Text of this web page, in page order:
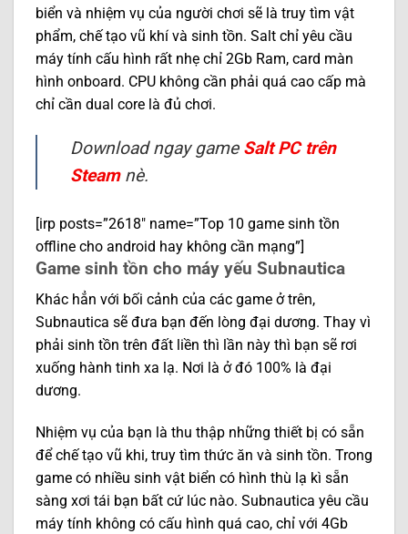
biển và nhiệm vụ của người chơi sẽ là truy tìm vật
phẩm, chế tạo vũ khí và sinh tồn. Salt chỉ yêu cầu
máy tính cấu hình rất nhẹ chỉ 2Gb Ram, card màn
hình onboard. CPU không cần phải quá cao cấp mà
chỉ cần dual core là đủ chơi.
Download ngay game Salt PC trên
Steamnè.
[irp posts=”2618″ name=”Top 10 game sinh tồn
offline cho android hay không cần mạng”]
Game sinh tồn cho máy yếu Subnautica
Khác hẳn với bối cảnh của các game ở trên,
Subnautica sẽ đưa bạn đến lòng đại dương. Thay vì
phải sinh tồn trên đất liền thì lần này thì bạn sẽ rơi
xuống hành tinh xa lạ. Nơi là ở đó 100% là đại
dương.
Nhiệm vụ của bạn là thu thập những thiết bị có sẵn
để chế tạo vũ khi, truy tìm thức ăn và sinh tồn. Trong
game có nhiều sinh vật biển có hình thù lạ kì sẵn
sàng xơi tái bạn bất cứ lúc nào. Subnautica yêu cầu
máy tính không có cấu hình quá cao, chỉ với 4Gb